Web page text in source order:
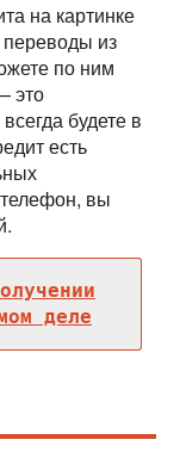
на картинке
из
по ним
это
будете в
есть
вы
деле